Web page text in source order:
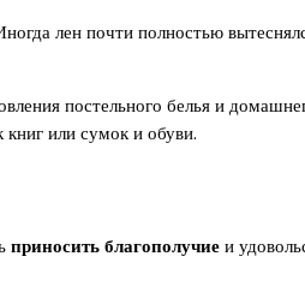
лен почти полностью
постельного белья и
книг или сумок и обуви.
приносить благополучиеи